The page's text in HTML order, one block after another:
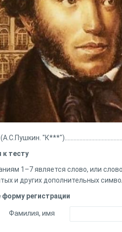
к тесту
1–7 является слово, или
и других дополнительных
форму регистрации
Фамилия, имя